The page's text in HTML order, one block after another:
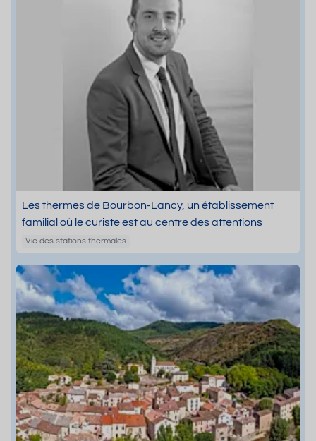
Les thermes de Bourbon-Lancy, un établissement
familial où le curiste est au centre des attentions
Vie des stations thermales